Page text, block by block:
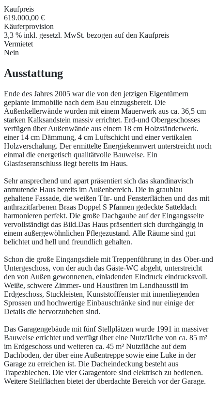
Kaufpreis
619.000,00 €
Käuferprovision
3,3 % inkl. gesetzl. MwSt. bezogen auf den Kaufpreis
Vermietet
Nein
Ausstattung
Ende des Jahres 2005 war die von den jetzigen Eigentümern
geplante Immobilie nach dem Bau einzugsbereit. Die
Außenkellerwände wurden mit einem Mauerwerk aus ca. 36,5 cm
starken Kalksandstein massiv errichtet. Erd-und Obergeschosses
verfügen über Außenwände aus einem 18 cm Holzständerwerk.
einer 14 cm Dämmung, 4 cm Luftschicht und einer vertikalen
Holzverschalung. Der ermittelte Energiekennwert unterstreicht noch
einmal die energetisch qualitätvolle Bauweise. Ein
Glasfaseranschluss liegt bereits im Haus.
Sehr ansprechend und apart präsentiert sich das skandinavisch
anmutende Haus bereits im Außenbereich. Die in graublau
gehaltene Fassade, die weißen Tür- und Fensterflächen und das mit
anthrazitfarbenen Braas Doppel S Pfannen gedeckte Satteldach
harmonieren perfekt. Die große Dachgaube auf der Eingangsseite
vervollständigt das Bild.Das Haus präsentiert sich durchgängig in
einem außergewöhnlichen Pflegezustand. Alle Räume sind gut
belichtet und hell und freundlich gehalten.
Schon die große Eingangsdiele mit Treppenführung in das Ober-und
Untergeschoss, von der auch das Gäste-WC abgeht, unterstreicht
den von Außen gewonnenen, einladenden Eindruck eindrucksvoll.
Weiße, schwere Zimmer- und Haustüren im Landhausstil im
Erdgeschoss, Stuckleisten, Kunststofffenster mit innenliegenden
Sprossen und hochwertige Einbauschränke sind nur einige der
Details die hervorzuheben sind.
Das Garagengebäude mit fünf Stellplätzen wurde 1991 in massiver
Bauweise errichtet und verfügt über eine Nutzfläche von ca. 85 m²
im Erdgeschoss und weiteren ca. 45 m² Nutzfläche auf dem
Dachboden, der über eine Außentreppe sowie eine Luke in der
Garage zu erreichen ist. Die Dacheindeckung besteht aus
Trapezblechen. Die vier Garagentore sind elektrisch zu bedienen.
Weitere Stellflächen bietet der überdachte Bereich vor der Garage.